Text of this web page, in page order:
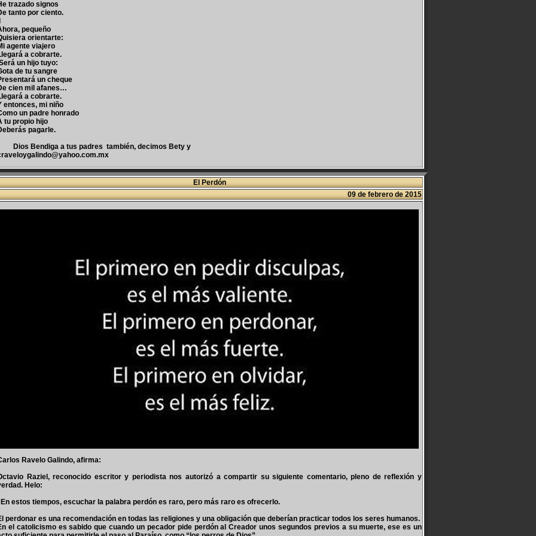
trazado signos
tanto por ciento.
pequeño
orientarte:
agente viajero
a cobrarte.
un hijo tuyo:
de tu sangre
un cheque
cien mil afanes…
a cobrarte.
entonces, mi niño
un padre honrado
tu propio hijo
pagarle.
Bendiga a tus padres también, decimos Bety y
El Perdón
09 de febrero de 2015
Ravelo Galindo, afirma:
Raziel, reconocido escritor y periodista nos autorizó a compartir su siguiente comentario, pleno de reflexión y
Helo:
estos tiempos, escuchar la palabra perdón es raro, pero más raro es ofrecerlo.
perdonar es una recomendación en todas las religiones y una obligación que deberían practicar todos los seres humanos.
el catolicismo es sabido que cuando un pecador pide perdón al Creador unos segundos previos a su muerte, ese es un